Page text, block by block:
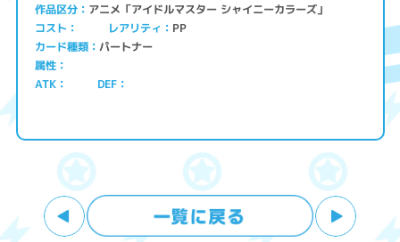
作品区分 アニメ「アイドルマスター シャイニーカラーズ」
コスト レアリティ PP
カード種類 パートナー
属性
ATK
DEF